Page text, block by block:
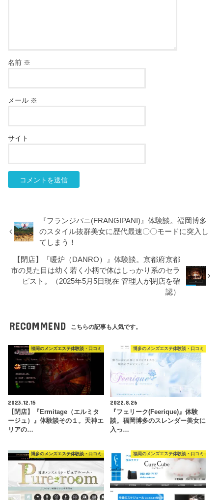
名前 ※
メール ※
サイト
『フランジパニ(FRANGIPANI)』体験談。福岡博多
のスタイル抜群美女に歴代最速〇〇モードに突入し
てしまう！
【閉店】『暖炉（DANRO）』体験談。京都府京都
市の見た目は幼く若く小柄で体はしっかり系のセラ
ピスト。（2025年5月5日現在 管理人が閉店を確
認）
RECOMMEND こちらの記事も人気です。
福岡のメンズエステ体験談・口コミ
2023.12.15
【閉店】『Ermitage（エルミタ
ージュ）』体験談その１。天神エ
リアの…
博多のメンズエステ体験談・口コミ
2022.8.26
『フェリーク(Feerique)』体験
談。福岡博多のスレンダー美女に
入っ…
博多のメンズエステ体験談・口コミ 福岡のメンズエステ体験談・口コミ